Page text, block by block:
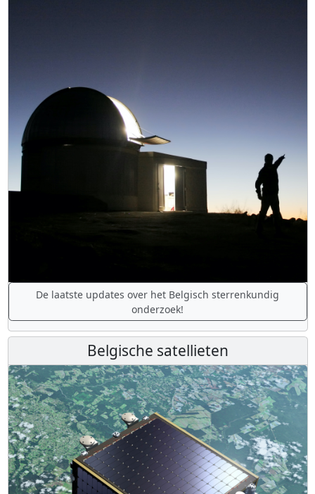
De laatste updates over het Belgisch sterrenkundig
onderzoek!
Belgische satellieten